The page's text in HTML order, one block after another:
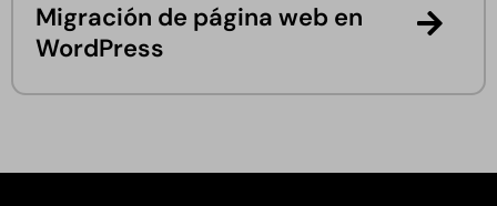
Migración de página web en
WordPress